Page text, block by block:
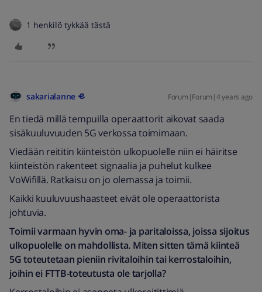
1 henkilö tykkää tästä
sakarialanne Forum|Forum|4 years ago
En tiedä millä tempuilla operaattorit aikovat saada
sisäkuuluvuuden 5G verkossa toimimaan.
Viedään reititin kiinteistön ulkopuolelle niin ei häiritse
kiinteistön rakenteet signaalia ja puhelut kulkee
VoWifillä. Ratkaisu on jo olemassa ja toimii.
Kaikki kuuluvuushaasteet eivät ole operaattorista
johtuvia.
Toimii varmaan hyvin oma- ja paritaloissa, joissa sijoitus
ulkopuolelle on mahdollista. Miten sitten tämä kiinteä
5G toteutetaan pieniin rivitaloihin tai kerrostaloihin,
joihin ei FTTB-toteutusta ole tarjolla?